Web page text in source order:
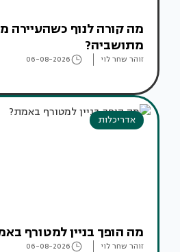
מה קורה לנוף כשהעיירה
מתושביה?
זוהר שחר לוי 06-08-2026
אדריכלות
מה הופך בניין למטורף
זוהר שחר לוי 06-08-2026